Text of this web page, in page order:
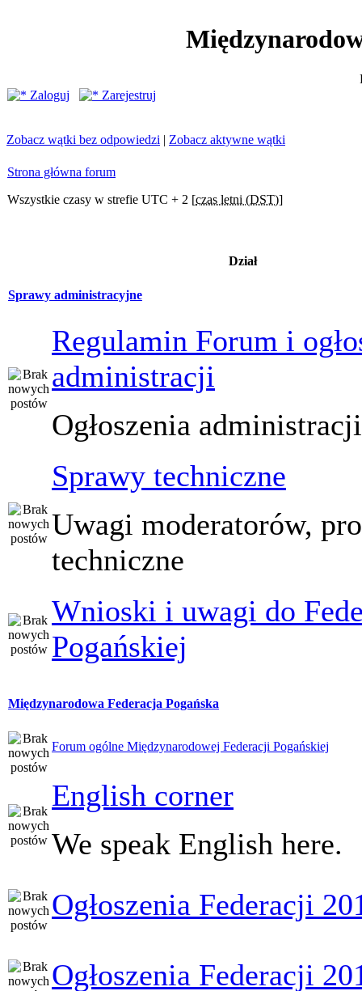
Zaloguj
Zarejestruj
Zobacz wątki bez odpowiedzi | Zobacz aktywne wątki
Strona główna forum
Wszystkie czasy w strefie UTC + 2 [czas letni (DST)]
Dział
Sprawy administracyjne
Regulamin Forum i
administracji
Ogłoszenia
Sprawy techniczne
Uwagi moderatorów,
techniczne
Wnioski i uwagi do
Pogańskiej
Międzynarodowa Federacja Pogańska
Forum ogólne Międzynarodowej Federacji Pogańskiej
English corner
We speak English here.
Ogłoszenia Federacji
Ogłoszenia Federacji